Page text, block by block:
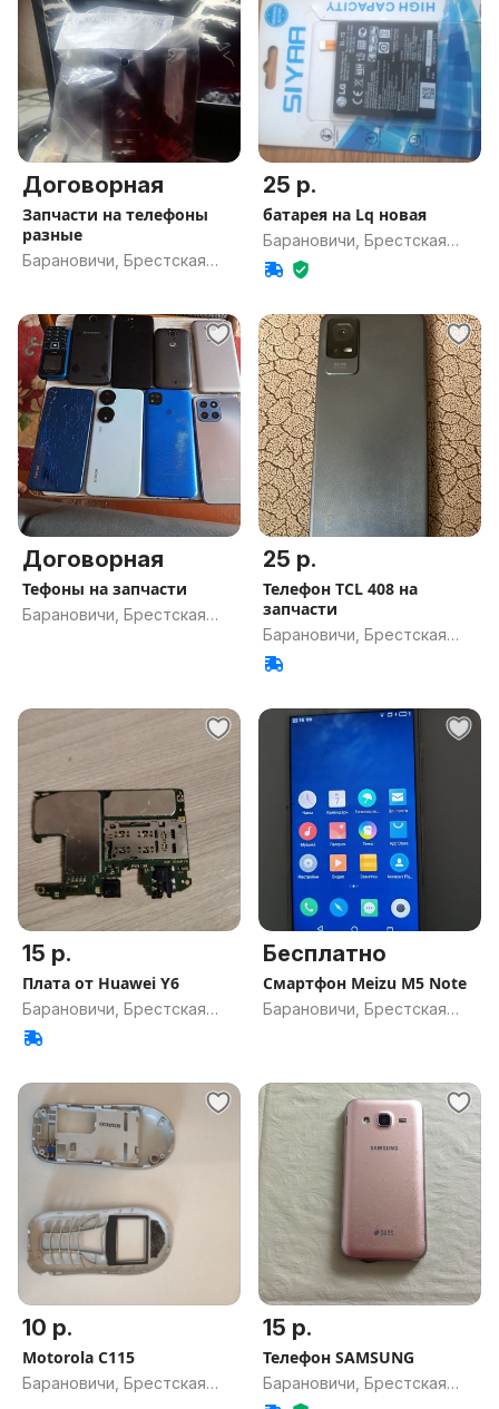
Договорная
Запчасти на телефоны
разные
Барановичи, Брестская
25 р.
батарея на Lq новая
Барановичи, Брестская
обл.
Договорная
Тефоны на запчасти
Барановичи, Брестская
25 р.
Телефон TCL 408 на
запчасти
Барановичи, Брестская
обл.
15 р.
Плата от Huawei Y6
Барановичи, Брестская
обл.
Бесплатно
Смартфон Meizu M5 Note
Барановичи, Брестская
10 р.
Motorola C115
Барановичи, Брестская
15 р.
Телефон SAMSUNG
Барановичи, Брестская
обл.